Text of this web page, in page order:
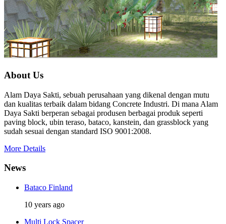
About Us
Alam Daya Sakti, sebuah perusahaan yang dikenal dengan mutu
dan kualitas terbaik dalam bidang Concrete Industri. Di mana Alam
Daya Sakti berperan sebagai produsen berbagai produk seperti
paving block, ubin teraso, bataco, kanstein, dan grassblock yang
sudah sesuai dengan standard ISO 9001:2008.
More Details
News
Bataco Finland
10 years ago
Multi Lock Spacer